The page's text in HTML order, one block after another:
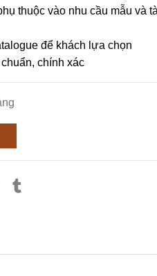
thuộc vào nhu cầu mẫu và
để khách lựa chọn
chính xác